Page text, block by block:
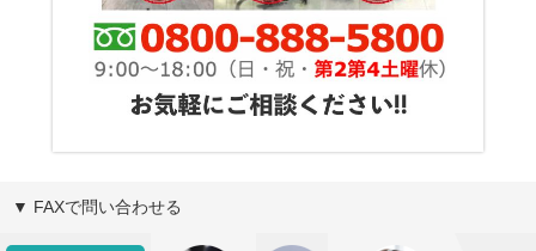
▼ FAXで問い合わせる